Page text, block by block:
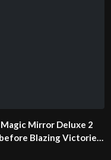
Mirror Deluxe 2
Blazing Victories